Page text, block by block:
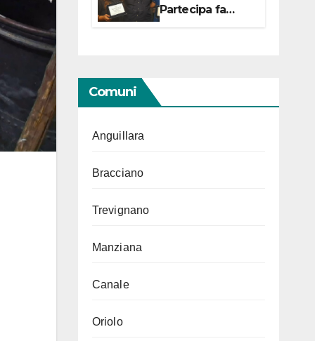
Partecipa fa
centro con due
Comuni
Anguillara
Bracciano
Trevignano
Manziana
Canale
Oriolo